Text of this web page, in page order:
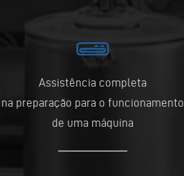
Assistência completa
na preparação para o funcionamento
de uma máquina